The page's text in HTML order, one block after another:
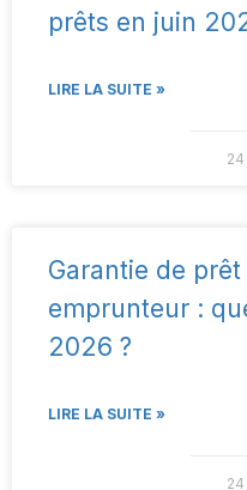
prêts en juin
LIRE LA SUITE »
Garantie de
emprunteur :
2026 ?
LIRE LA SUITE »